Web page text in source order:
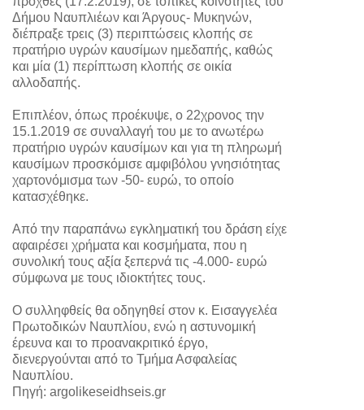
Δήμου Ναυπλιέων και Άργους- Μυκηνών,
διέπραξε τρεις (3) περιπτώσεις κλοπής σε
πρατήριο υγρών καυσίμων ημεδαπής, καθώς
και μία (1) περίπτωση κλοπής σε οικία
αλλοδαπής.
Επιπλέον, όπως προέκυψε, ο 22χρονος την
15.1.2019 σε συναλλαγή του με το ανωτέρω
πρατήριο υγρών καυσίμων και για τη πληρωμή
καυσίμων προσκόμισε αμφιβόλου γνησιότητας
χαρτονόμισμα των -50- ευρώ, το οποίο
κατασχέθηκε.
Από την παραπάνω εγκληματική του δράση είχε
αφαιρέσει χρήματα και κοσμήματα, που η
συνολική τους αξία ξεπερνά τις -4.000- ευρώ
σύμφωνα με τους ιδιοκτήτες τους.
Ο συλληφθείς θα οδηγηθεί στον κ. Εισαγγελέα
Πρωτοδικών Ναυπλίου, ενώ η αστυνομική
έρευνα και το προανακριτικό έργο,
διενεργούνται από το Τμήμα Ασφαλείας
Ναυπλίου.
Πηγή: argolikeseidhseis.gr